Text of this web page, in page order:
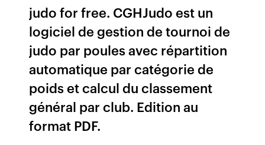
judo for free. CGHJudo est un
logiciel de gestion de tournoi de
judo par poules avec répartition
automatique par catégorie de
poids et calcul du classement
général par club. Edition au
format PDF.